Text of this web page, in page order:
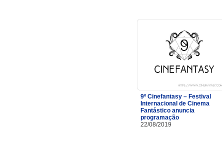
9º Cinefantasy – Festival
Internacional de Cinema
Fantástico anuncia
programação
22/08/2019